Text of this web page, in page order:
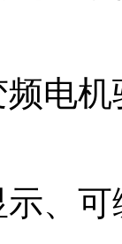
电
、